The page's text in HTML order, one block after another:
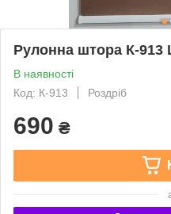
Рулонна штора К-913
В наявності
Код: К-913
Роздріб
690 ₴